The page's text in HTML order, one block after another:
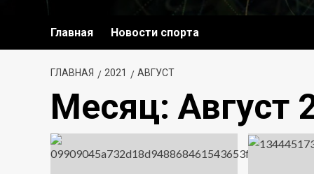
Главная Новости спорта
ГЛАВНАЯ 2021 АВГУСТ
Месяц:Август